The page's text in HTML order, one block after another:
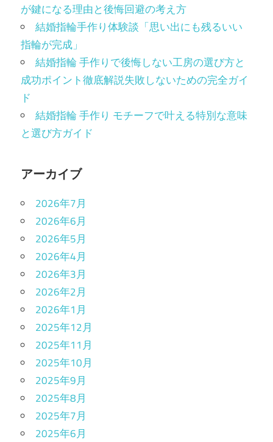
が鍵になる理由と後悔回避の考え方
結婚指輪手作り体験談「思い出にも残るいい
指輪が完成」
結婚指輪 手作りで後悔しない工房の選び方と
成功ポイント徹底解説失敗しないための完全ガイ
ド
結婚指輪 手作り モチーフで叶える特別な意味
と選び方ガイド
アーカイブ
2026年7月
2026年6月
2026年5月
2026年4月
2026年3月
2026年2月
2026年1月
2025年12月
2025年11月
2025年10月
2025年9月
2025年8月
2025年7月
2025年6月